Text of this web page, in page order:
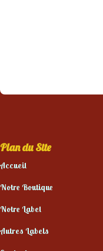
Plan du Site
Accueil
Notre Boutique
Notre Label
Autres Labels